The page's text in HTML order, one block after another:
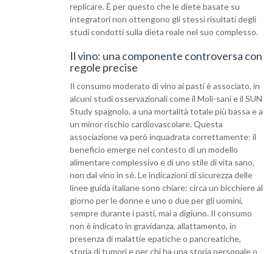
replicare. È per questo che le diete basate su
integratori non ottengono gli stessi risultati degli
studi condotti sulla dieta reale nel suo complesso.
Il vino: una componente controversa con
regole precise
Il consumo moderato di vino ai pasti è associato, in
alcuni studi osservazionali come il Moli-sani e il SUN
Study spagnolo, a una mortalità totale più bassa e a
un minor rischio cardiovascolare. Questa
associazione va però inquadrata correttamente: il
beneficio emerge nel contesto di un modello
alimentare complessivo e di uno stile di vita sano,
non dal vino in sé. Le indicazioni di sicurezza delle
linee guida italiane sono chiare: circa un bicchiere al
giorno per le donne e uno o due per gli uomini,
sempre durante i pasti, mai a digiuno. Il consumo
non è indicato in gravidanza, allattamento, in
presenza di malattie epatiche o pancreatiche,
storia di tumori e per chi ha una storia personale o